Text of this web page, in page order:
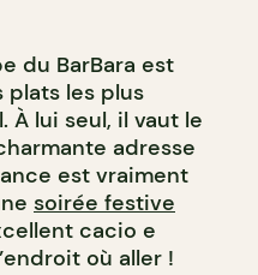
du BarBara est
plats les plus
À lui seul, il vaut le
adresse
est vraiment
soirée festive
cacio e
où aller !